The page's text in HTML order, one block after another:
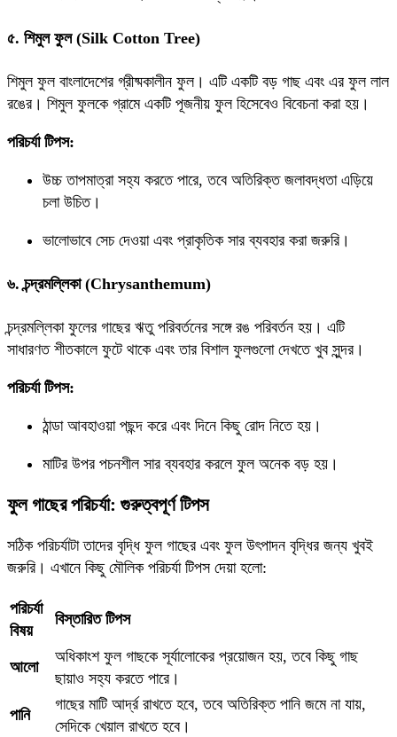
৫. শিমুল ফুল (Silk Cotton Tree)
শিমুল ফুল বাংলাদেশের গ্রীষ্মকালীন ফুল। এটি একটি বড় গাছ এবং এর ফুল লাল
রঙের। শিমুল ফুলকে গ্রামে একটি পূজনীয় ফুল হিসেবেও বিবেচনা করা হয়।
পরিচর্যা টিপস:
উচ্চ তাপমাত্রা সহ্য করতে পারে, তবে অতিরিক্ত জলাবদ্ধতা এড়িয়ে
চলা উচিত।
ভালোভাবে সেচ দেওয়া এবং প্রাকৃতিক সার ব্যবহার করা জরুরি।
৬. চন্দ্রমল্লিকা (Chrysanthemum)
চন্দ্রমল্লিকা ফুলের গাছের ঋতু পরিবর্তনের সঙ্গে রঙ পরিবর্তন হয়। এটি
সাধারণত শীতকালে ফুটে থাকে এবং তার বিশাল ফুলগুলো দেখতে খুব সুন্দর।
পরিচর্যা টিপস:
ঠান্ডা আবহাওয়া পছন্দ করে এবং দিনে কিছু রোদ নিতে হয়।
মাটির উপর পচনশীল সার ব্যবহার করলে ফুল অনেক বড় হয়।
ফুল গাছের পরিচর্যা: গুরুত্বপূর্ণ টিপস
সঠিক পরিচর্যাটা তাদের বৃদ্ধি ফুল গাছের এবং ফুল উৎপাদন বৃদ্ধির জন্য খুবই
জরুরি। এখানে কিছু মৌলিক পরিচর্যা টিপস দেয়া হলো:
পরিচর্যা
বিষয়
বিস্তারিত টিপস
আলো
অধিকাংশ ফুল গাছকে সূর্যালোকের প্রয়োজন হয়, তবে কিছু গাছ
ছায়াও সহ্য করতে পারে।
পানি
গাছের মাটি আর্দ্র রাখতে হবে, তবে অতিরিক্ত পানি জমে না যায়,
সেদিকে খেয়াল রাখতে হবে।